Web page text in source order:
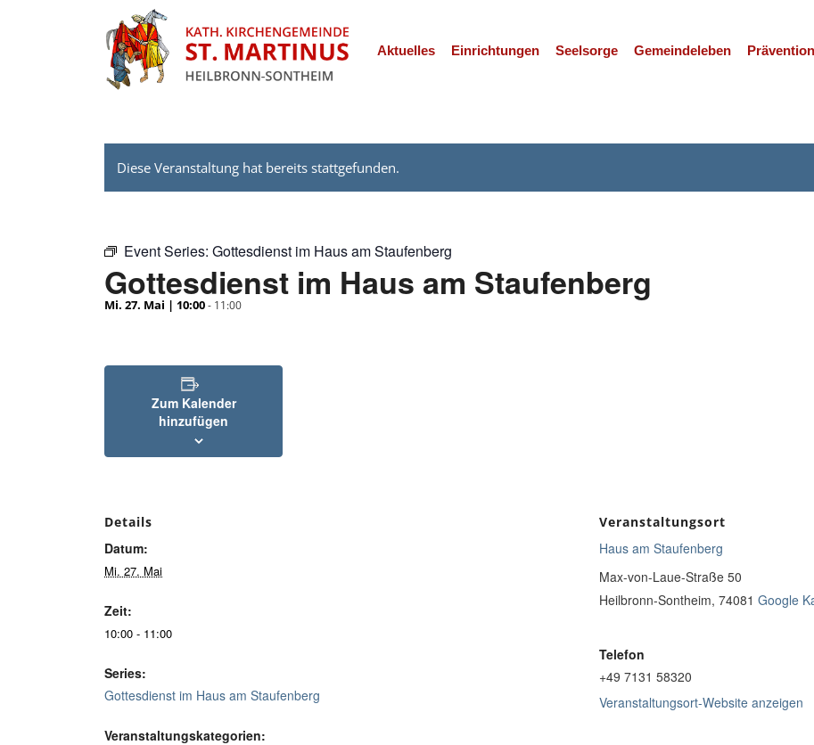
Aktuelles Einrichtungen Seelsorge Gemeindeleben Prävention
Diese Veranstaltung hat bereits stattgefunden.
Event Series:Gottesdienst im Haus am Staufenberg
Gottesdienst im Haus am Staufenberg
Mi. 27. Mai | 10:00- 11:00
Zum Kalender
hinzufügen
Details
Datum:
Mi. 27. Mai
Zeit:
10:00 - 11:00
Series:
Gottesdienst im Haus am Staufenberg
Veranstaltungskategorien:
Veranstaltungsort
Haus am Staufenberg
Max-von-Laue-Straße 50
Heilbronn-Sontheim, 74081 Google
Telefon
+49 7131 58320
Veranstaltungsort-Website anzeigen